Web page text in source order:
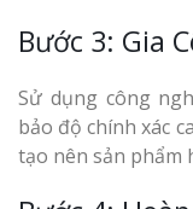
Bước 3: Gia
Sử dụng công
bảo độ chính xác
tạo nên sản phẩm